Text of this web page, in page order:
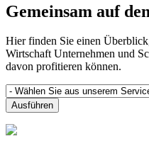
Gemeinsam auf
Hier finden Sie einen
Wirtschaft Unternehmen und
davon profitieren können.